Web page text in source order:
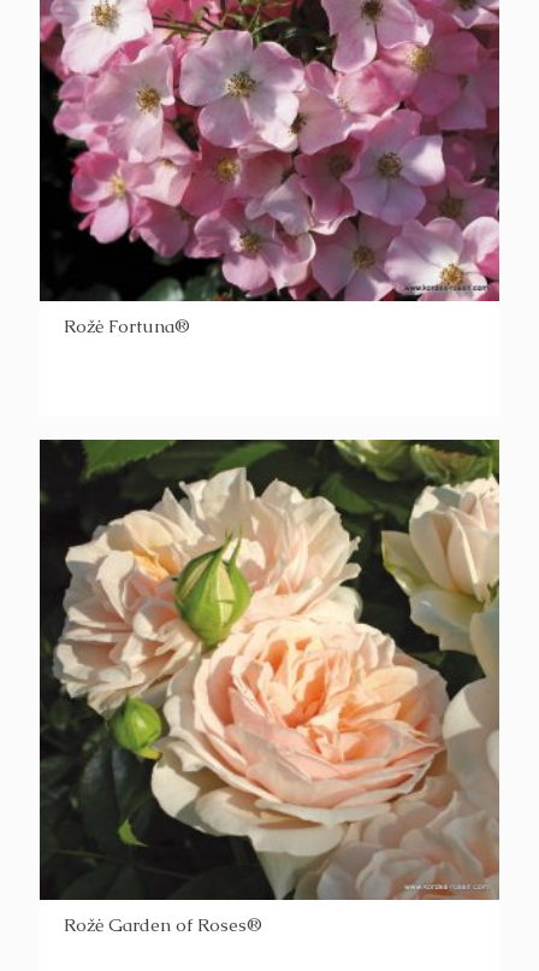
Rožė Fortuna®
Rožė Garden of Roses®